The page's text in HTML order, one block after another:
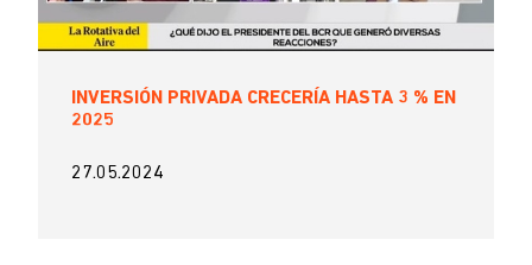
INVERSIÓN PRIVADA CRECERÍA HASTA 3 % EN
2025
27.05.2024